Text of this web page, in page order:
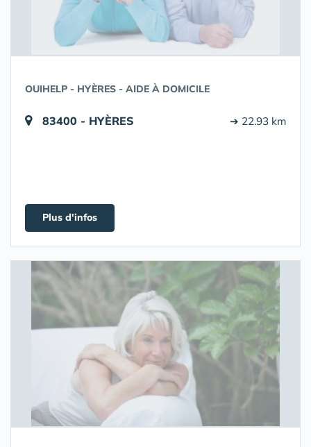
OUIHELP - HYÈRES - AIDE À DOMICILE
83400 - HYÈRES ➔ 22.93 km
Plus d'infos